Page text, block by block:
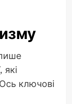
які
ключові